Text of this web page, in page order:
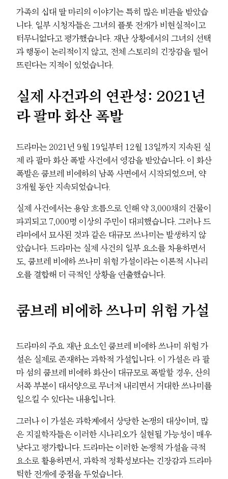
가족의 십대 딸 마리의 이야기는 특히 많은 비판을 받았습
니다. 일부 시청자들은 그녀의 플롯 전개가 비현실적이고
터무니없다고 평가했습니다. 재난 상황에서의 그녀의 선택
과 행동이 논리적이지 않고, 전체 스토리의 긴장감을 떨어
뜨린다는 지적이 있었습니다.
실제 사건과의 연관성: 2021년
라 팔마 화산 폭발
드라마는 2021년 9월 19일부터 12월 13일까지 지속된 실
제 라 팔마 화산 폭발 사건에서 영감을 받았습니다. 이 화산
폭발은 쿰브레 비에하의 남쪽 사면에서 시작되었으며, 약
3개월 동안 지속되었습니다.
실제 사건에서는 용암 흐름으로 인해 약 3,000채의 건물이
파괴되고 7,000명 이상의 주민이 대피했습니다. 그러나 드
라마에서 묘사된 것과 같은 대규모 쓰나미는 발생하지 않
았습니다. 드라마는 실제 사건의 일부 요소를 차용하면서
도, 쿰브레 비에하 쓰나미 위험 가설이라는 이론적 시나리
오를 결합해 더 극적인 상황을 연출했습니다.
쿰브레 비에하 쓰나미 위험 가설
드라마의 주요 재난 요소인 쿰브레 비에하 쓰나미 위험 가
설은 실제로 존재하는 과학적 가설입니다. 이 가설은 라 팔
마 섬의 쿰브레 비에하 화산이 대규모로 폭발할 경우, 산의
서쪽 부분이 대서양으로 무너져 내리면서 거대한 쓰나미를
일으킬 수 있다는 내용입니다.
그러나 이 가설은 과학계에서 상당한 논쟁의 대상이며, 많
은 지질학자들은 이러한 시나리오가 실현될 가능성이 매우
낮다고 평가합니다. 드라마는 이러한 논쟁적 가설을 극적
요소로 활용하면서, 과학적 정확성보다는 긴장감과 드라마
틱한 전개에 중점을 두었습니다.